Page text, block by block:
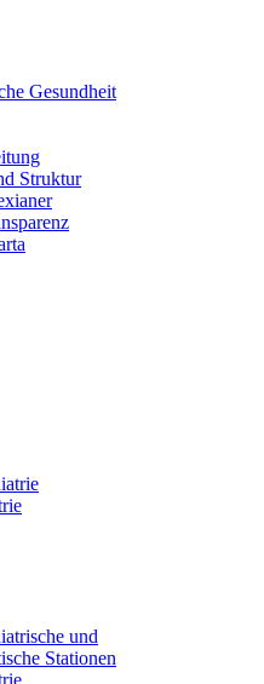
Gesundheit
Struktur
und
Stationen